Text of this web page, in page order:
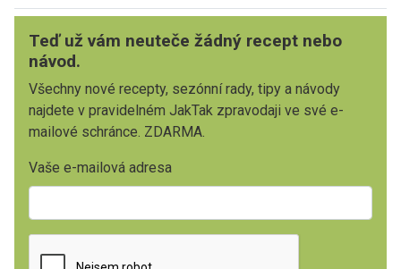
Teď už vám neuteče žádný recept nebo
návod.
Všechny nové recepty, sezónní rady, tipy a návody
najdete v pravidelném JakTak zpravodaji ve své e-
mailové schránce. ZDARMA.
Vaše e-mailová adresa